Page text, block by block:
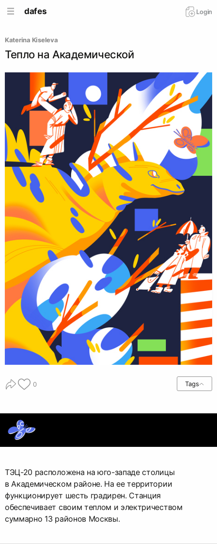
dafes Login
Katerina Kiseleva
Тепло на Академической
0 Tags
ТЭЦ-20 расположена на юго-западе столицы
в Академическом районе. На ее территории
функционирует шесть градирен. Станция
обеспечивает своим теплом и электричеством
суммарно 13 районов Москвы.